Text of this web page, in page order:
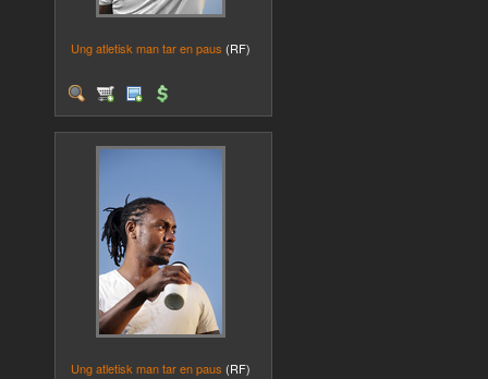
Ung atletisk man tar en paus (RF)
Ung atletisk man tar en paus (RF)